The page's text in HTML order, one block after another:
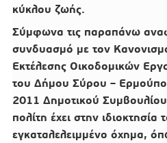
κύκλου ζωής.
Σύμφωνα τις παραπάνω
συνδυασμό με τον
Εκτέλεσης Οικοδομικών
του Δήμου Σύρου –
2011 Δημοτικού
πολίτη έχει στην ιδιοκτησία
εγκαταλελειμμένο όχημα,